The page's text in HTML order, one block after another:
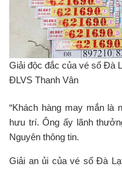
Giải độc đắc của vé số Đà
ĐLVS Thanh Vân
“Khách hàng may mắn là
hưu trí. Ông ấy lãnh
Nguyên thông tin.
Giải an ủi của vé số Đà